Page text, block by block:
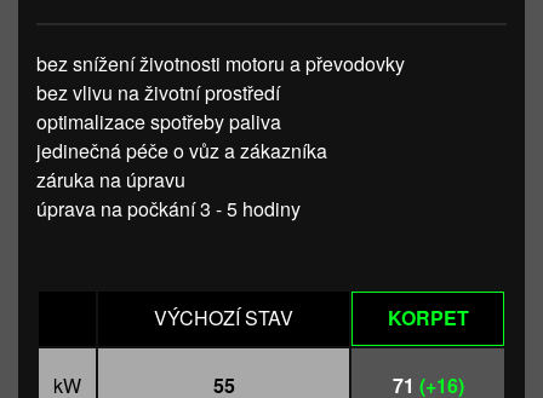
bez snížení životnosti motoru a převodovky
bez vlivu na životní prostředí
optimalizace spotřeby paliva
jedinečná péče o vůz a zákazníka
záruka na úpravu
úprava na počkání 3 - 5 hodiny
VÝCHOZÍ STAV KORPET
kW 55 71 (+16)